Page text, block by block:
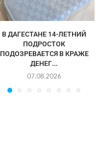
В ДАГЕСТАНЕ 14-ЛЕТНИЙ
ПОДРОСТОК
ПОДОЗРЕВАЕТСЯ В КРАЖЕ
ДЕНЕГ...
07.08.2026